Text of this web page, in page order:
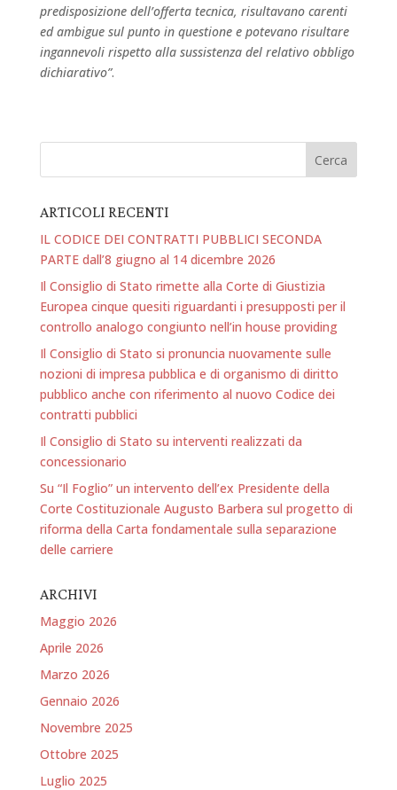
predisposizione dell’offerta tecnica, risultavano carenti
ed ambigue sul punto in questione e potevano risultare
ingannevoli rispetto alla sussistenza del relativo obbligo
dichiarativo”.
ARTICOLI RECENTI
IL CODICE DEI CONTRATTI PUBBLICI SECONDA
PARTE dall’8 giugno al 14 dicembre 2026
Il Consiglio di Stato rimette alla Corte di Giustizia
Europea cinque quesiti riguardanti i presupposti per il
controllo analogo congiunto nell’in house providing
Il Consiglio di Stato si pronuncia nuovamente sulle
nozioni di impresa pubblica e di organismo di diritto
pubblico anche con riferimento al nuovo Codice dei
contratti pubblici
Il Consiglio di Stato su interventi realizzati da
concessionario
Su “Il Foglio” un intervento dell’ex Presidente della
Corte Costituzionale Augusto Barbera sul progetto di
riforma della Carta fondamentale sulla separazione
delle carriere
ARCHIVI
Maggio 2026
Aprile 2026
Marzo 2026
Gennaio 2026
Novembre 2025
Ottobre 2025
Luglio 2025